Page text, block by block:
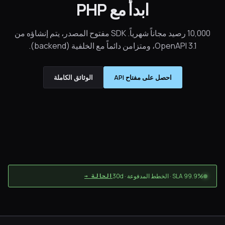
ابدأ مع PHP
10,000 رصيد مجاناً شهرياً. SDK مفتوح المصدر، يتم إنشاؤه من
OpenAPI 3.1، ومتزامن دائماً مع الخلفية (backend).
احصل على مفتاح API الوثائق الكاملة
الحالة →